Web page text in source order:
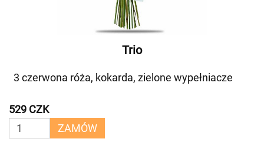
Trio
3 czerwona róża, kokarda, zielone wypełniacze
529 CZK
ZAMÓW